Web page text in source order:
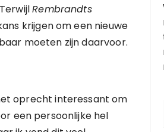
Rembrandts
krijgen om een nieuwe
moeten zijn daarvoor.
oprecht interessant om
een persoonlijke hel